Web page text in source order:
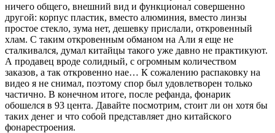
ничего общего, внешний вид и функционал совершенно
другой: корпус пластик, вместо алюминия, вместо линзы
простое стекло, зума нет, дешевку прислали, откровенный
хлам. С таким откровенным обманом на Али я еще не
сталкивался, думал китайцы такого уже давно не практикуют.
А продавец вроде солидный, с огромным количеством
заказов, а так откровенно нае… К сожалению распаковку на
видео я не снимал, поэтому спор был удовлетворен только
частично. В конечном итоге, после рефанда, фонарик
обошелся в 93 цента. Давайте посмотрим, стоит ли он хотя бы
таких денег и что собой представляет дно китайского
фонарестроения.